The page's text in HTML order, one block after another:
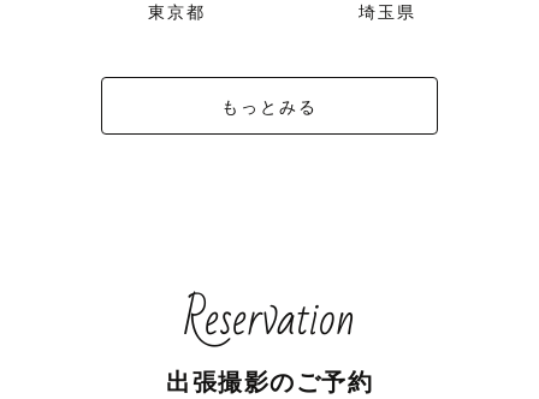
一緒に笑っている写真が1枚もないことに。
東京都 埼玉県
もっとみる
Reservation
出張撮影のご予約